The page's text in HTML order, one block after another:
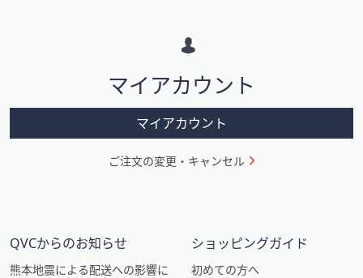
ン
マイアカウント
マイアカウント
ご注文の変更・キャンセル
QVCからのお知らせ
熊本地震による配送への影響に
ショッピングガイド
初めての方へ